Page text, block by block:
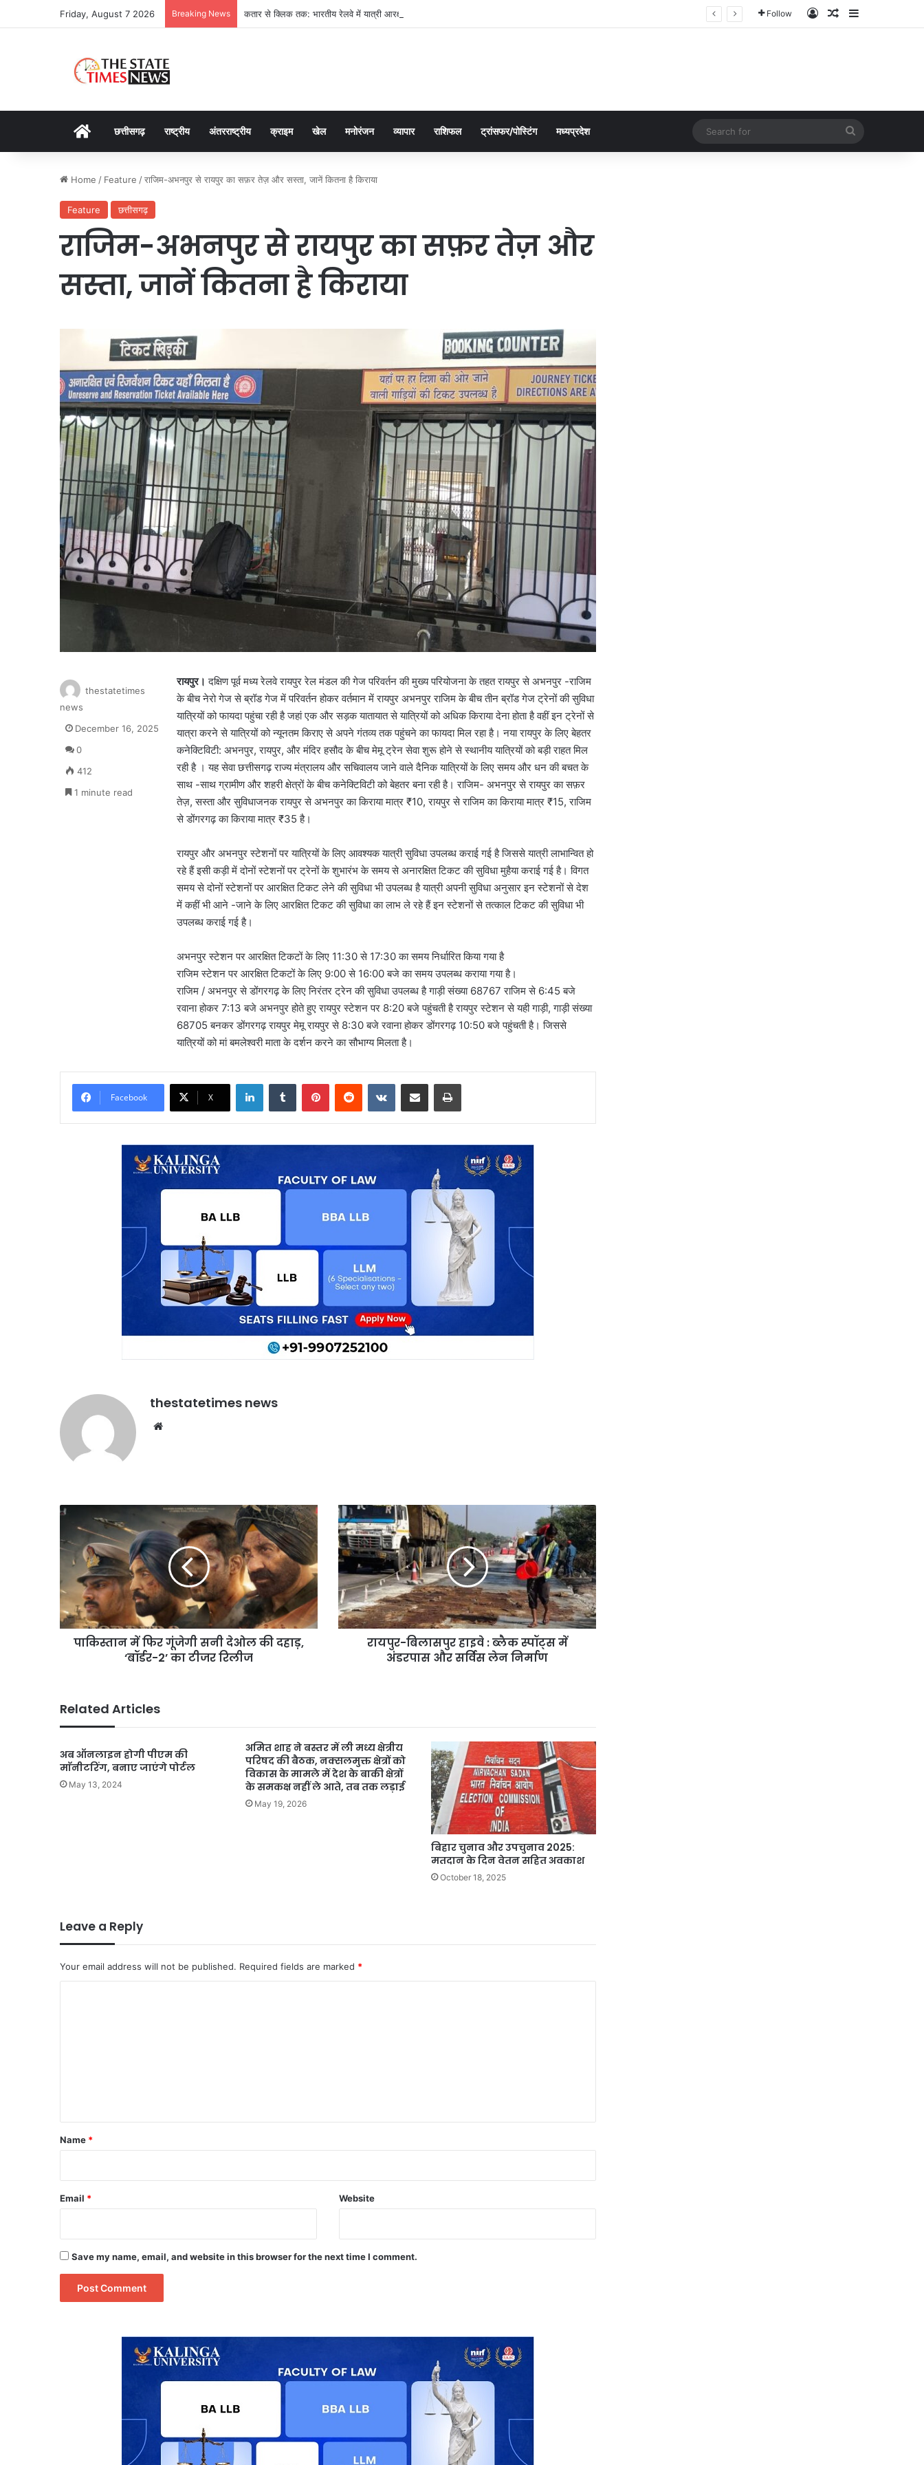
Friday, August 7 2026 Breaking News कतार से क्लिक तक: भारतीय रेलवे में यात्री आरक्षण के चार दशक Follow Log InRandom Article
Sidebar
Homeछत्तीसगढ़ राष्ट्रीय अंतरराष्ट्रीय क्राइम खेल मनोरंजन व्यापार राशिफल ट्रांसफर/पोस्टिंग मध्यप्रदेश
for
Home / Feature /राजिम-अभनपुर से रायपुर का सफ़र तेज़ और सस्ता, जानें कितना है किराया
Feature छत्तीसगढ़
राजिम-अभनपुर से रायपुर का सफ़र तेज़ और
सस्ता, जानें कितना है किराया
रायपुर। दक्षिण पूर्व मध्य रेलवे रायपुर रेल मंडल की गेज परिवर्तन की मुख्य परियोजना के तहत रायपुर से अभनपुर -राजिम
के बीच नेरो गेज से ब्रॉड गेज में परिवर्तन होकर वर्तमान में रायपुर अभनपुर राजिम के बीच तीन ब्रॉड गेज ट्रेनों की सुविधा
यात्रियों को फायदा पहुंचा रही है जहां एक और सड़क यातायात से यात्रियों को अधिक किराया देना होता है वहीं इन ट्रेनों से
यात्रा करने से यात्रियों को न्यूनतम किराए से अपने गंतव्य तक पहुंचने का फायदा मिल रहा है। नया रायपुर के लिए बेहतर
कनेक्टिविटी: अभनपुर, रायपुर, और मंदिर हसौद के बीच मेमू ट्रेन सेवा शुरू होने से स्थानीय यात्रियों को बड़ी राहत मिल
रही है । यह सेवा छत्तीसगढ़ राज्य मंत्रालय और सचिवालय जाने वाले दैनिक यात्रियों के लिए समय और धन की बचत के
साथ -साथ ग्रामीण और शहरी क्षेत्रों के बीच कनेक्टिविटी को बेहतर बना रही है। राजिम- अभनपुर से रायपुर का सफ़र
तेज़, सस्ता और सुविधाजनक रायपुर से अभनपुर का किराया मात्र ₹10, रायपुर से राजिम का किराया मात्र ₹15, राजिम
से डोंगरगढ़ का किराया मात्र ₹35 है।
रायपुर और अभनपुर स्टेशनों पर यात्रियों के लिए आवश्यक यात्री सुविधा उपलब्ध कराई गई है जिससे यात्री लाभान्वित हो
रहे हैं इसी कड़ी में दोनों स्टेशनों पर ट्रेनों के शुभारंभ के समय से अनारक्षित टिकट की सुविधा मुहैया कराई गई है। विगत
समय से दोनों स्टेशनों पर आरक्षित टिकट लेने की सुविधा भी उपलब्ध है यात्री अपनी सुविधा अनुसार इन स्टेशनों से देश
में कहीं भी आने -जाने के लिए आरक्षित टिकट की सुविधा का लाभ ले रहे हैं इन स्टेशनों से तत्काल टिकट की सुविधा भी
उपलब्ध कराई गई है।
अभनपुर स्टेशन पर आरक्षित टिकटों के लिए 11:30 से 17:30 का समय निर्धारित किया गया है
राजिम स्टेशन पर आरक्षित टिकटों के लिए 9:00 से 16:00 बजे का समय उपलब्ध कराया गया है।
राजिम / अभनपुर से डोंगरगढ़ के लिए निरंतर ट्रेन की सुविधा उपलब्ध है गाड़ी संख्या 68767 राजिम से 6:45 बजे
रवाना होकर 7:13 बजे अभनपुर होते हुए रायपुर स्टेशन पर 8:20 बजे पहुंचती है रायपुर स्टेशन से यही गाड़ी, गाड़ी संख्या
68705 बनकर डोंगरगढ़ रायपुर मेमू रायपुर से 8:30 बजे रवाना होकर डोंगरगढ़ 10:50 बजे पहुंचती है। जिससे
यात्रियों को मां बमलेश्वरी माता के दर्शन करने का सौभाग्य मिलता है।
thestatetimes
news
December 16, 2025
0
412
1 minute read
Facebook X
LinkedInTumblr PinterestReddit VKontakteShare via Email Print
thestatetimes news
पाकिस्तान
फिर
सनी
देओल
की
दहाड़,
‘बॉर्डर-2’
पाकिस्तान में फिर गूंजेगी सनी देओल की दहाड़,
‘बॉर्डर-2’ का टीजर रिलीज
रायपुर-
बिलासपुर
हाइवे
:
ब्लैक
स्पॉट्स
में
अंडरपास
और
रायपुर-बिलासपुर हाइवे : ब्लैक स्पॉट्स में
अंडरपास और सर्विस लेन निर्माण
Related Articles
अब ऑनलाइन होगी पीएम की
माॅनीटरिंग, बनाए जाएंगे पोर्टल
May 13, 2024
अमित शाह ने बस्तर में ली मध्य क्षेत्रीय
परिषद की बैठक, नक्सलमुक्त क्षेत्रों को
विकास के मामले में देश के बाकी क्षेत्रों
के समकक्ष नहीं ले आते, तब तक लड़ाई
May 19, 2026
बिहार चुनाव और उपचुनाव 2025:
मतदान के दिन वेतन सहित अवकाश
October 18, 2025
Leave a Reply
Your email address will not be published. Required fields are marked *
*
Name *
Email * Website
Save my name, email, and website in this browser for the next time I comment.